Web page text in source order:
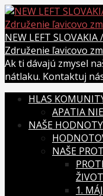
Skip
to
content
NEW LEFT SLOVAKIA
Združenie ľavicovo
Ak ti dávajú zmysel
nátlaku. Kontaktuj
HLAS
APATIA
NAŠE HODNOTY
NAŠE
1.